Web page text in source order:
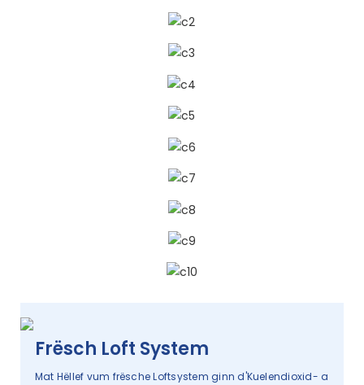
Frësch Loft System
Mat Hëllef vum frësche Loftsystem ginn d'Kuelendioxid- a